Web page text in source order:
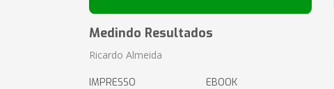
Medindo Resultados
Ricardo Almeida
IMPRESSO EBOOK